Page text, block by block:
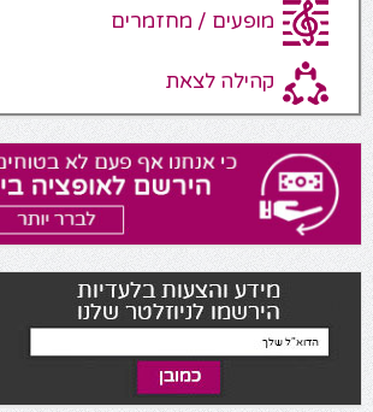
מופעים / מחזמרים
קהילה לצאת